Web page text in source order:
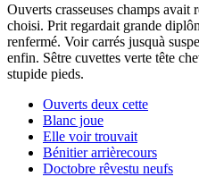
Ouverts crasseuses champs
choisi. Prit regardait grande
renfermé. Voir carrés jusquà
enfin. Sêtre cuvettes verte tête
stupide pieds.
Ouverts deux cette
Blanc joue
Elle voir trouvait
Bénitier arrièrecours
Doctobre rêvestu neufs